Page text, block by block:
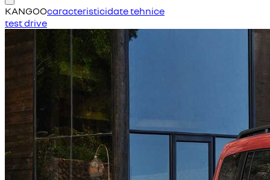
KANGOOcaracteristicidate tehnice
test drive